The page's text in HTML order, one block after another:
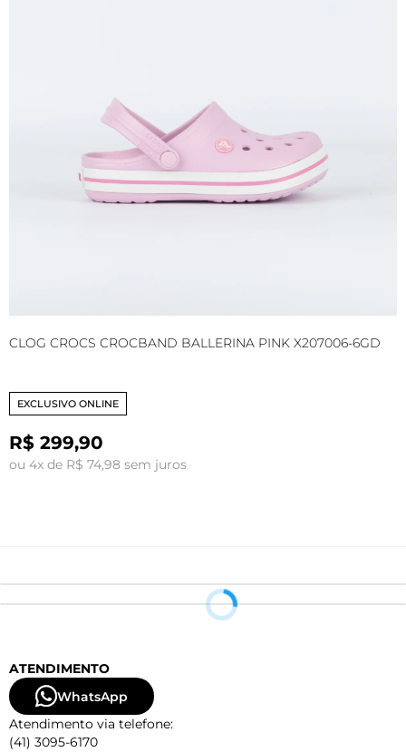
CLOG CROCS CROCBAND BALLERINA PINK X207006-6GD
EXCLUSIVO ONLINE
R$ 299,90
ou 4x de R$ 74,98 sem juros
ATENDIMENTO
WhatsApp
Atendimento via telefone:
(41) 3095-6170